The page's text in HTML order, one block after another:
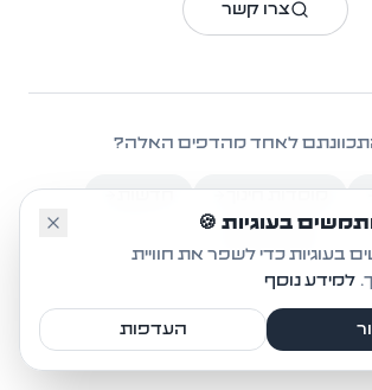
🤔
צרו קשר
לאחד מהדפים האלה?
בעוגיות 🍪
בעוגיות כדי לשפר את חוויית
למידע נוסף
העדפות